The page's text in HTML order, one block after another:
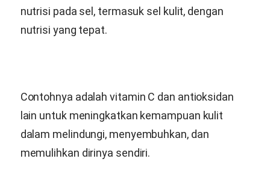
nutrisi pada sel, termasuk sel kulit, dengan
nutrisi yang tepat.
Contohnya adalah vitamin C dan antioksidan
lain untuk meningkatkan kemampuan kulit
dalam melindungi, menyembuhkan, dan
memulihkan dirinya sendiri.